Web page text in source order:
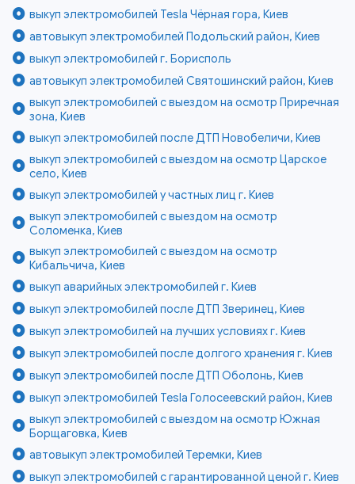
выкуп электромобилей Tesla Чёрная гора, Киев
автовыкуп электромобилей Подольский район, Киев
выкуп электромобилей г. Борисполь
автовыкуп электромобилей Святошинский район, Киев
выкуп электромобилей с выездом на осмотр Приречная
зона, Киев
выкуп электромобилей после ДТП Новобеличи, Киев
выкуп электромобилей с выездом на осмотр Царское
село, Киев
выкуп электромобилей у частных лиц г. Киев
выкуп электромобилей с выездом на осмотр
Соломенка, Киев
выкуп электромобилей с выездом на осмотр
Кибальчича, Киев
выкуп аварийных электромобилей г. Киев
выкуп электромобилей после ДТП Зверинец, Киев
выкуп электромобилей на лучших условиях г. Киев
выкуп электромобилей после долгого хранения г. Киев
выкуп электромобилей после ДТП Оболонь, Киев
выкуп электромобилей Tesla Голосеевский район, Киев
выкуп электромобилей с выездом на осмотр Южная
Борщаговка, Киев
автовыкуп электромобилей Теремки, Киев
выкуп электромобилей с гарантированной ценой г. Киев